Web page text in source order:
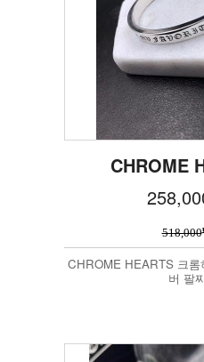
CHROME
518,000
CHROME HEARTS 크롬
버 팔찌